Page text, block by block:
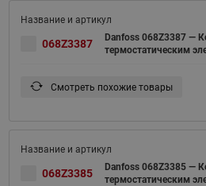
068Z3387
Danfoss 068Z3387 —
термостатическим
Смотреть похожие товары
068Z3385
Danfoss 068Z3385 —
термостатическим